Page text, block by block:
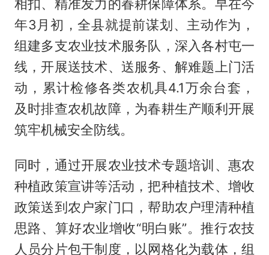
相扣、精准发力的春耕保障体系。早在今
年3月初，全县就提前谋划、主动作为，
组建多支农业技术服务队，深入各村屯一
线，开展送技术、送服务、解难题上门活
动，累计检修各类农机具4.1万余台套，
及时排查农机故障，为春耕生产顺利开展
筑牢机械安全防线。
同时，通过开展农业技术专题培训、惠农
种植政策宣讲等活动，把种植技术、增收
政策送到农户家门口，帮助农户理清种植
思路、算好农业增收“明白账”。推行农技
人员分片包干制度，以网格化为载体，组